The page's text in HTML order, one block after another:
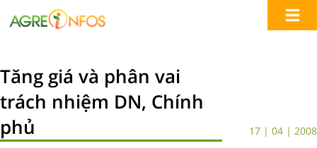
Tăng giá và phân vai
trách nhiệm DN, Chính
phủ
17 | 04 | 2008